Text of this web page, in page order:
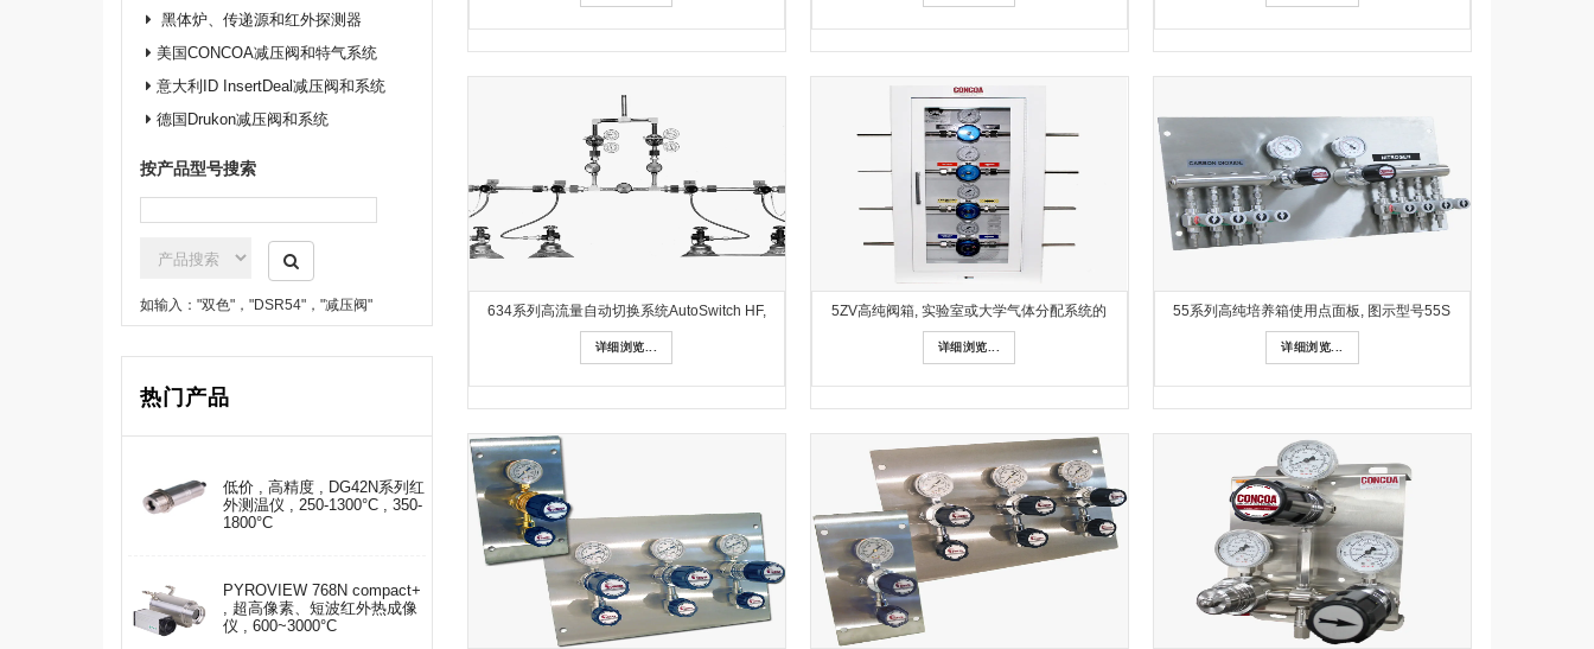
黑体炉、传递源和红外探测器
美国CONCOA减压阀和特气系统
意大利ID InsertDeal减压阀和系统
德国Drukon减压阀和系统
按产品型号搜索
如输入："双色"，"DSR54"，"减压阀"
热门产品
低价 , 高精度 , DG42N系列红
外测温仪 , 250-1300°C , 350-
1800°C
PYROVIEW 768N compact+
, 超高像素、短波红外热成像
仪 , 600~3000°C
634系列高流量自动切换系统AutoSwitch HF,
详细浏览...
5ZV高纯阀箱, 实验室或大学气体分配系统的
详细浏览...
55系列高纯培养箱使用点面板, 图示型号55S
详细浏览...